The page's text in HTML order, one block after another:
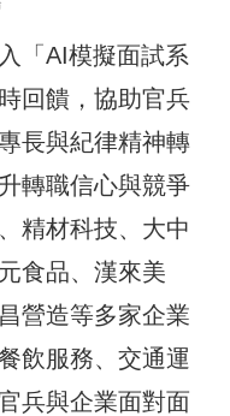
「AI模擬面試系
回饋，協助官兵
長與紀律精神轉
轉職信心與競爭
精材科技、大中
食品、漢來美
營造等多家企業
飲服務、交通運
兵與企業面對面